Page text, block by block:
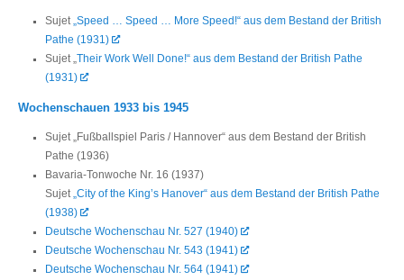
Sujet „Speed … Speed … More Speed!“ aus dem Bestand der British
Pathe (1931)
Sujet „
Their Work Well Done!“ aus dem Bestand der British Pathe
(1931)
Wochenschauen 1933 bis 1945
Sujet „Fußballspiel Paris / Hannover“ aus dem Bestand der British
Pathe (1936)
Bavaria-Tonwoche Nr. 16 (1937)
Sujet „City of the King’s Hanover“ aus dem Bestand der British Pathe
(1938)
Deutsche Wochenschau Nr. 527 (1940)
Deutsche Wochenschau Nr. 543 (1941)
Deutsche Wochenschau Nr. 564 (1941)